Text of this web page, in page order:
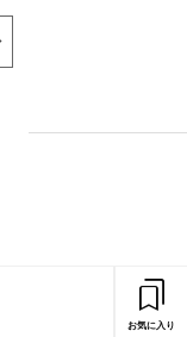
お気に入り